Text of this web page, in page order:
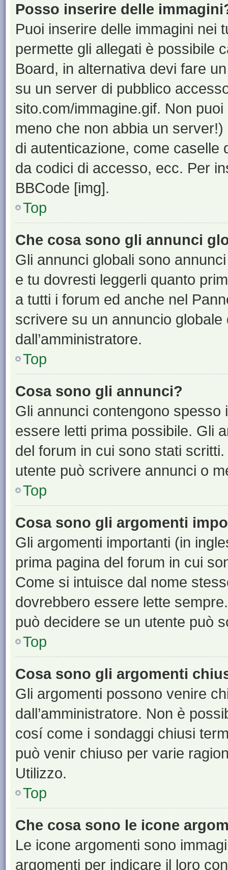
Posso inserire delle
Puoi inserire delle immagini nei
permette gli allegati è possibile
Board, in alternativa devi fare
su un server di pubblico
sito.com/immagine.gif. Non
meno che non abbia un
di autenticazione, come caselle
da codici di accesso, ecc. Per
BBCode [img].
Top
Che cosa sono gli annunci
Gli annunci globali sono
e tu dovresti leggerli quanto
a tutti i forum ed anche nel
scrivere su un annuncio
dall’amministratore.
Top
Cosa sono gli annunci?
Gli annunci contengono
essere letti prima possibile. Gli
del forum in cui sono stati
utente può scrivere annunci o
Top
Cosa sono gli argomenti
Gli argomenti importanti (in
prima pagina del forum in cui
Come si intuisce dal nome
dovrebbero essere lette
può decidere se un utente può
Top
Cosa sono gli argomenti
Gli argomenti possono venire
dall’amministratore. Non è
cosí come i sondaggi chiusi
può venir chiuso per varie
Utilizzo.
Top
Che cosa sono le icone
Le icone argomenti sono
argomenti per indicare il loro